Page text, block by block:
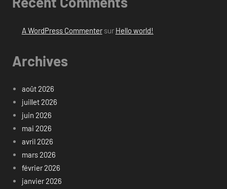
A WordPress Commentersur Hello world!
Archives
août 2026
juillet 2026
juin 2026
mai 2026
avril 2026
mars 2026
février 2026
janvier 2026